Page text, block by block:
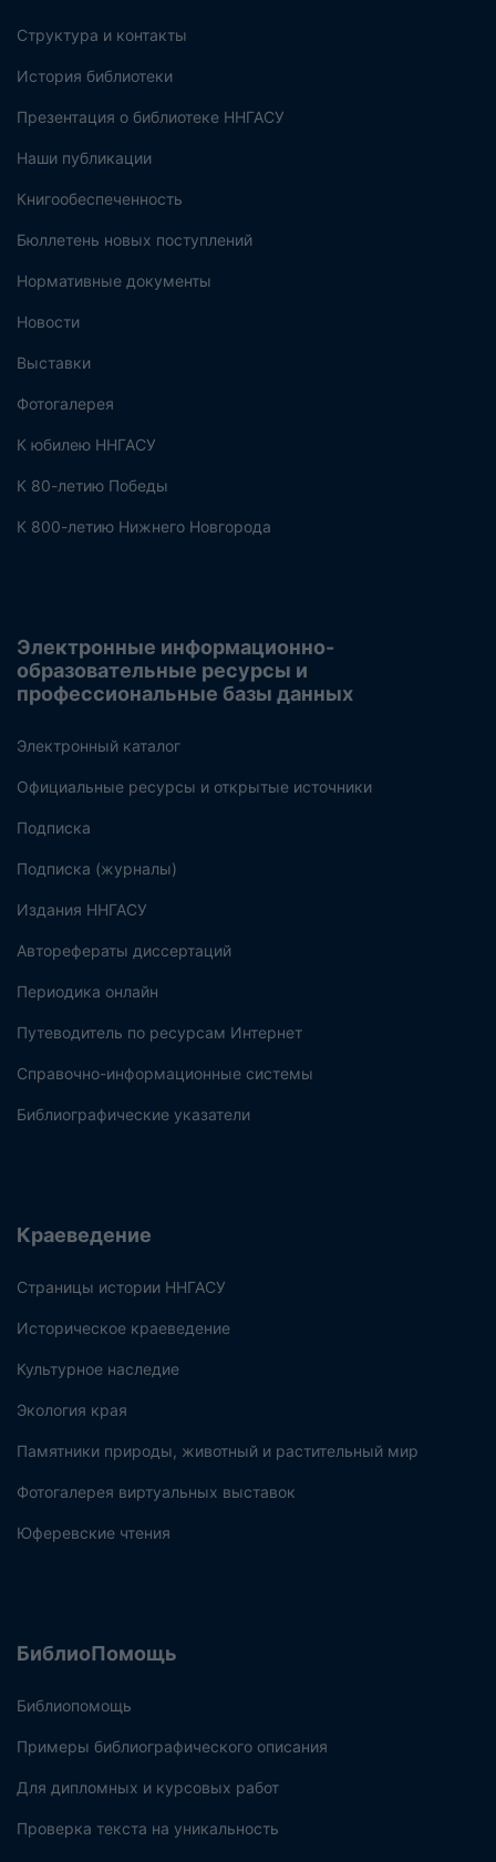
Структура и контакты
История библиотеки
Презентация о библиотеке ННГАСУ
Наши публикации
Книгообеспеченность
Бюллетень новых поступлений
Нормативные документы
Новости
Выставки
Фотогалерея
К юбилею ННГАСУ
К 80-летию Победы
К 800-летию Нижнего Новгорода
Электронные информационно-
образовательные ресурсы и
профессиональные базы данных
Электронный каталог
Официальные ресурсы и открытые источники
Подписка
Подписка (журналы)
Издания ННГАСУ
Авторефераты диссертаций
Периодика онлайн
Путеводитель по ресурсам Интернет
Справочно-информационные системы
Библиографические указатели
Краеведение
Страницы истории ННГАСУ
Историческое краеведение
Культурное наследие
Экология края
Памятники природы, животный и растительный мир
Фотогалерея виртуальных выставок
Юферевские чтения
БиблиоПомощь
Библиопомощь
Примеры библиографического описания
Для дипломных и курсовых работ
Проверка текста на уникальность